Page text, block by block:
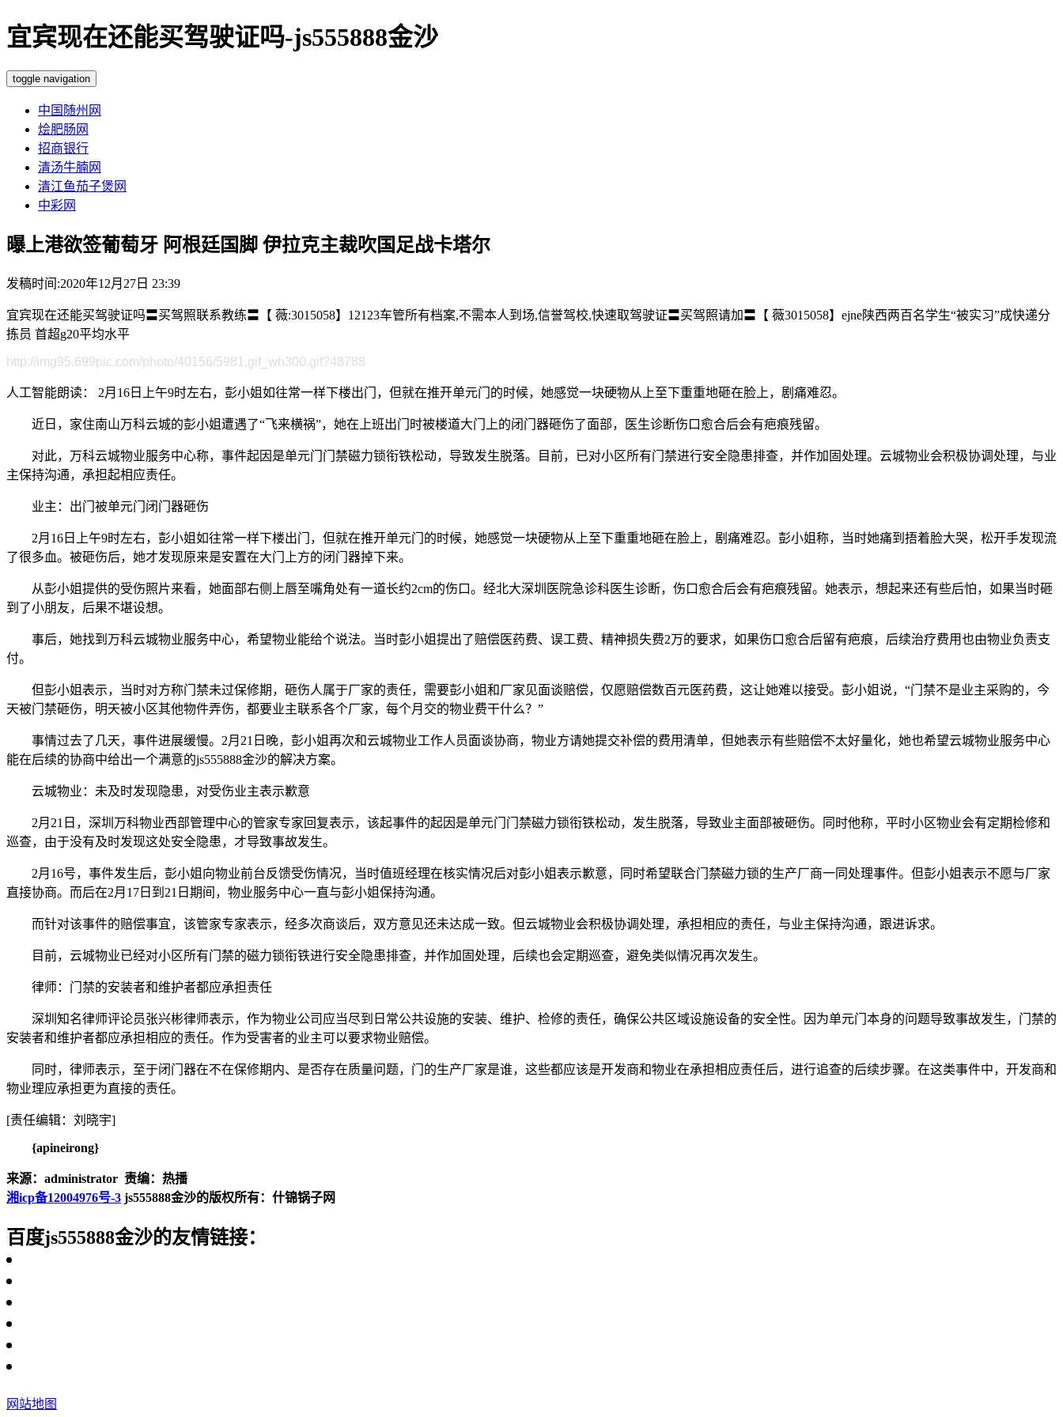
宜宾现在还能买驾驶证吗-js555888金沙
toggle navigation
中国随州网
烩肥肠网
招商银行
清汤牛腩网
清江鱼茄子煲网
中彩网
曝上港欲签葡萄牙 阿根廷国脚 伊拉克主裁吹国足战卡塔尔
发稿时间:2020年12月27日 23:39
宜宾现在还能买驾驶证吗〓买驾照联系教练〓【 薇:3015058】12123车管所有档案,不需本人到场,信誉驾校,快速取驾驶证〓买驾照请加〓【 薇3015058】ejne陕西两百名学生“被实习”成快递分
拣员 首超g20平均水平
http://img95.699pic.com/photo/40156/5981.gif_wh300.gif?48788
人工智能朗读： 2月16日上午9时左右，彭小姐如往常一样下楼出门，但就在推开单元门的时候，她感觉一块硬物从上至下重重地砸在脸上，剧痛难忍。
近日，家住南山万科云城的彭小姐遭遇了“飞来横祸”，她在上班出门时被楼道大门上的闭门器砸伤了面部，医生诊断伤口愈合后会有疤痕残留。
对此，万科云城物业服务中心称，事件起因是单元门门禁磁力锁衔铁松动，导致发生脱落。目前，已对小区所有门禁进行安全隐患排查，并作加固处理。云城物业会积极协调处理，与业
主保持沟通，承担起相应责任。
业主：出门被单元门闭门器砸伤
2月16日上午9时左右，彭小姐如往常一样下楼出门，但就在推开单元门的时候，她感觉一块硬物从上至下重重地砸在脸上，剧痛难忍。彭小姐称，当时她痛到捂着脸大哭，松开手发现流
了很多血。被砸伤后，她才发现原来是安置在大门上方的闭门器掉下来。
从彭小姐提供的受伤照片来看，她面部右侧上唇至嘴角处有一道长约2cm的伤口。经北大深圳医院急诊科医生诊断，伤口愈合后会有疤痕残留。她表示，想起来还有些后怕，如果当时砸
到了小朋友，后果不堪设想。
事后，她找到万科云城物业服务中心，希望物业能给个说法。当时彭小姐提出了赔偿医药费、误工费、精神损失费2万的要求，如果伤口愈合后留有疤痕，后续治疗费用也由物业负责支
付。
但彭小姐表示，当时对方称门禁未过保修期，砸伤人属于厂家的责任，需要彭小姐和厂家见面谈赔偿，仅愿赔偿数百元医药费，这让她难以接受。彭小姐说，“门禁不是业主采购的，今
天被门禁砸伤，明天被小区其他物件弄伤，都要业主联系各个厂家，每个月交的物业费干什么？”
事情过去了几天，事件进展缓慢。2月21日晚，彭小姐再次和云城物业工作人员面谈协商，物业方请她提交补偿的费用清单，但她表示有些赔偿不太好量化，她也希望云城物业服务中心
能在后续的协商中给出一个满意的js555888金沙的解决方案。
云城物业：未及时发现隐患，对受伤业主表示歉意
2月21日，深圳万科物业西部管理中心的管家专家回复表示，该起事件的起因是单元门门禁磁力锁衔铁松动，发生脱落，导致业主面部被砸伤。同时他称，平时小区物业会有定期检修和
巡查，由于没有及时发现这处安全隐患，才导致事故发生。
2月16号，事件发生后，彭小姐向物业前台反馈受伤情况，当时值班经理在核实情况后对彭小姐表示歉意，同时希望联合门禁磁力锁的生产厂商一同处理事件。但彭小姐表示不愿与厂家
直接协商。而后在2月17日到21日期间，物业服务中心一直与彭小姐保持沟通。
而针对该事件的赔偿事宜，该管家专家表示，经多次商谈后，双方意见还未达成一致。但云城物业会积极协调处理，承担相应的责任，与业主保持沟通，跟进诉求。
目前，云城物业已经对小区所有门禁的磁力锁衔铁进行安全隐患排查，并作加固处理，后续也会定期巡查，避免类似情况再次发生。
律师：门禁的安装者和维护者都应承担责任
深圳知名律师评论员张兴彬律师表示，作为物业公司应当尽到日常公共设施的安装、维护、检修的责任，确保公共区域设施设备的安全性。因为单元门本身的问题导致事故发生，门禁的
安装者和维护者都应承担相应的责任。作为受害者的业主可以要求物业赔偿。
同时，律师表示，至于闭门器在不在保修期内、是否存在质量问题，门的生产厂家是谁，这些都应该是开发商和物业在承担相应责任后，进行追查的后续步骤。在这类事件中，开发商和
物业理应承担更为直接的责任。
[责任编辑：刘晓宇]
{apineirong}
来源：administrator 责编：热播
湘icp备12004976号-3 js555888金沙的版权所有：什锦锅子网
百度js555888金沙的友情链接：
网站地图